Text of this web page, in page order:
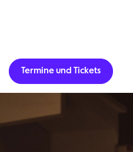
Termine und Tickets